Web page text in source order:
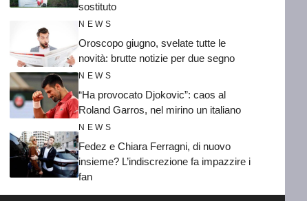
sostituto
NEWS
Oroscopo giugno, svelate tutte le
novità: brutte notizie per due segno
NEWS
“Ha provocato Djokovic”: caos al
Roland Garros, nel mirino un italiano
NEWS
Fedez e Chiara Ferragni, di nuovo
insieme? L’indiscrezione fa impazzire i
fan